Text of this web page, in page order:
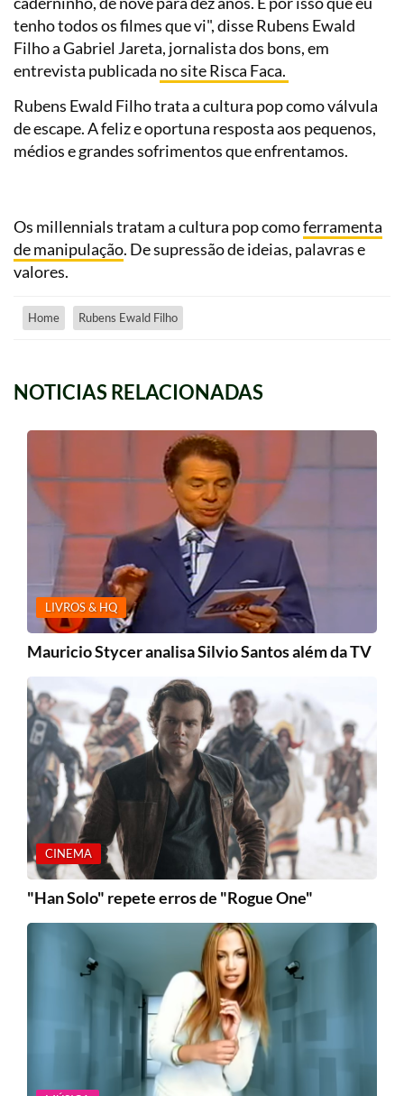
tenho todos os filmes que vi", disse Rubens Ewald
Filho a Gabriel Jareta, jornalista dos bons, em
entrevista publicada no site Risca Faca.
Rubens Ewald Filho trata a cultura pop como válvula
de escape. A feliz e oportuna resposta aos pequenos,
médios e grandes sofrimentos que enfrentamos.
Os millennials tratam a cultura pop comoferramenta
de manipulação. De supressão de ideias, palavras e
valores.
Home Rubens Ewald Filho
NOTICIAS RELACIONADAS
LIVROS & HQ
Mauricio Stycer analisa Silvio Santos além da TV
CINEMA
"Han Solo" repete erros de "Rogue One"